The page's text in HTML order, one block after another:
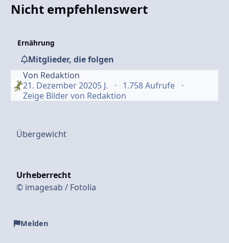
Nicht empfehlenswert
Ernährung
Mitglieder, die folgen
Von Redaktion
21. Dezember 20205 J.
1.758 Aufrufe
Zeige Bilder von Redaktion
Übergewicht
Urheberrecht
© imagesab / Fotolia
Melden